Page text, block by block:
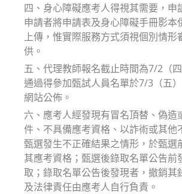
四、身心障礙應考人得視其需要，申
申請者將申請表及身心障礙手冊影本
上傳，惟實際服務方式須視個別情形
供。
五、代理教師報名截止時間為7/2（
通過得參加甄試人員名單於7/3（五
網站公佈。
六、應考人經發現有冒名頂替、偽造
件、不具備應考資格、以詐術或其他
甄選發生不正確結果之情形，於甄選
其應考資格；甄選後錄取名單公告前
取；錄取名單公告後發現者，撤銷其
及法律責任由應考人自行負責。